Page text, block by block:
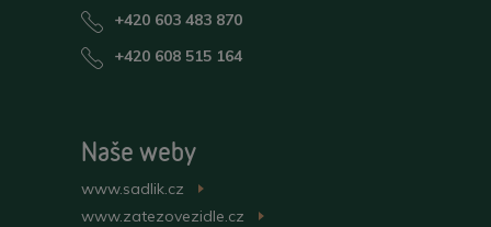
+420 603 483 870
+420 608 515 164
Naše weby
www.sadlik.cz
www.zatezovezidle.cz